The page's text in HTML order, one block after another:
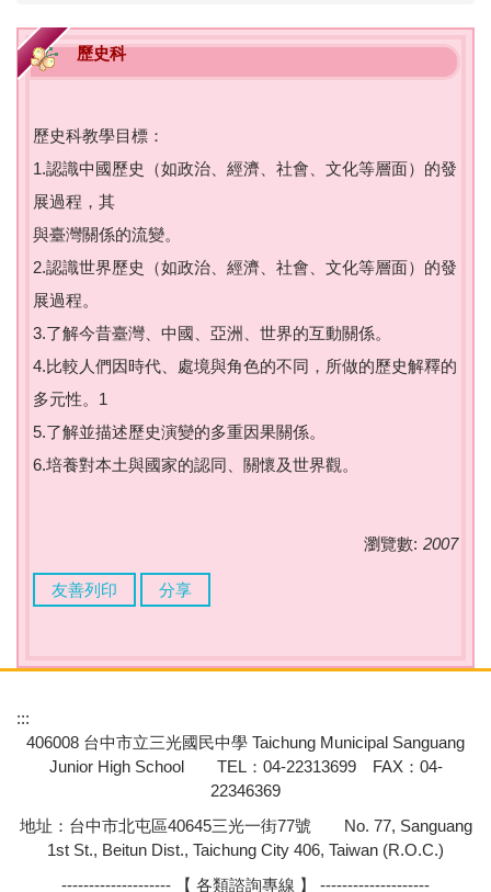
歷史科
歷史科教學目標：
1.認識中國歷史（如政治、經濟、社會、文化等層面）的發
展過程，其
與臺灣關係的流變。
2.認識世界歷史（如政治、經濟、社會、文化等層面）的發
展過程。
3.了解今昔臺灣、中國、亞洲、世界的互動關係。
4.比較人們因時代、處境與角色的不同，所做的歷史解釋的
多元性。1
5.了解並描述歷史演變的多重因果關係。
6.培養對本土與國家的認同、關懷及世界觀。
瀏覽數: 2007
友善列印 分享
:::
406008 台中市立三光國民中學 Taichung Municipal Sanguang
Junior High School TEL：04-22313699 FAX：04-
22346369
地址：台中市北屯區40645三光一街77號 No. 77, Sanguang
1st St., Beitun Dist., Taichung City 406, Taiwan (R.O.C.)
-------------------- 【 各類諮詢專線 】 --------------------